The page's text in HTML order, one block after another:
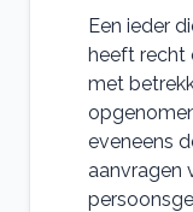
Een ieder
heeft recht
met
eveneens
aanvragen